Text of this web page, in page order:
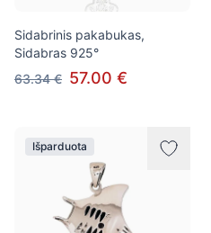
Sidabrinis pakabukas,
Sidabras 925°
63.34 € 57.00 €
Išparduota